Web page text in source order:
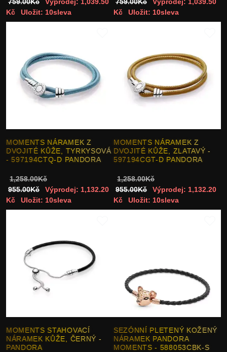
Kč
Uložit: 10sleva
Kč
Uložit: 10sleva
MOMENTS NÁRAMEK Z
DVOJITÉ KŮŽE, TYRKYSOVÁ
- 597194CTQ-D PANDORA
1,258.00Kč
955.00Kč
Výprodej: 1,132.20
Kč
Uložit: 10sleva
MOMENTS NÁRAMEK Z
DVOJITÉ KŮŽE, ZLATAVÝ -
597194CGT-D PANDORA
1,258.00Kč
955.00Kč
Výprodej: 1,132.20
Kč
Uložit: 10sleva
MOMENTS STAHOVACÍ
NÁRAMEK KŮŽE, ČERNÝ -
PANDORA
SEZÓNNÍ PLETENÝ KOŽENÝ
NÁRAMEK PANDORA
MOMENTS - 588053CBK-S